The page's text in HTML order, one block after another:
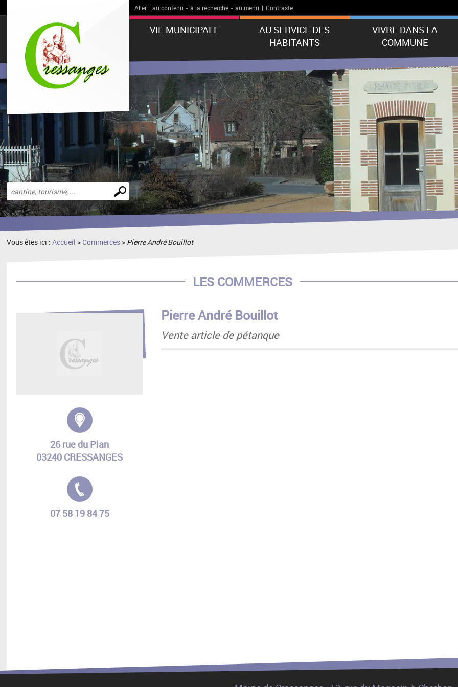
Aller : au contenu - à la recherche - au menu | Contraste
VIE MUNICIPALE
AU SERVICE DES
HABITANTS
VIVRE DANS LA
COMMUNE
Effectuer
une
recherche
Vous êtes ici :Accueil >Commerces > Pierre André Bouillot
LES COMMERCES
Pierre André Bouillot
Vente article de pétanque
26 rue du Plan
03240 CRESSANGES
07 58 19 84 75